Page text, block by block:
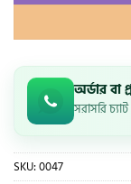
অর্ডার
সরাসরি
SKU:0047